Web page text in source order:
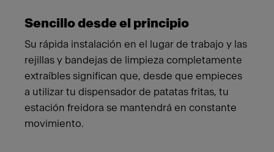
Sencillo desde el principio
Su rápida instalación en el lugar de trabajo y las
rejillas y bandejas de limpieza completamente
extraíbles significan que, desde que empieces
a utilizar tu dispensador de patatas fritas, tu
estación freidora se mantendrá en constante
movimiento.